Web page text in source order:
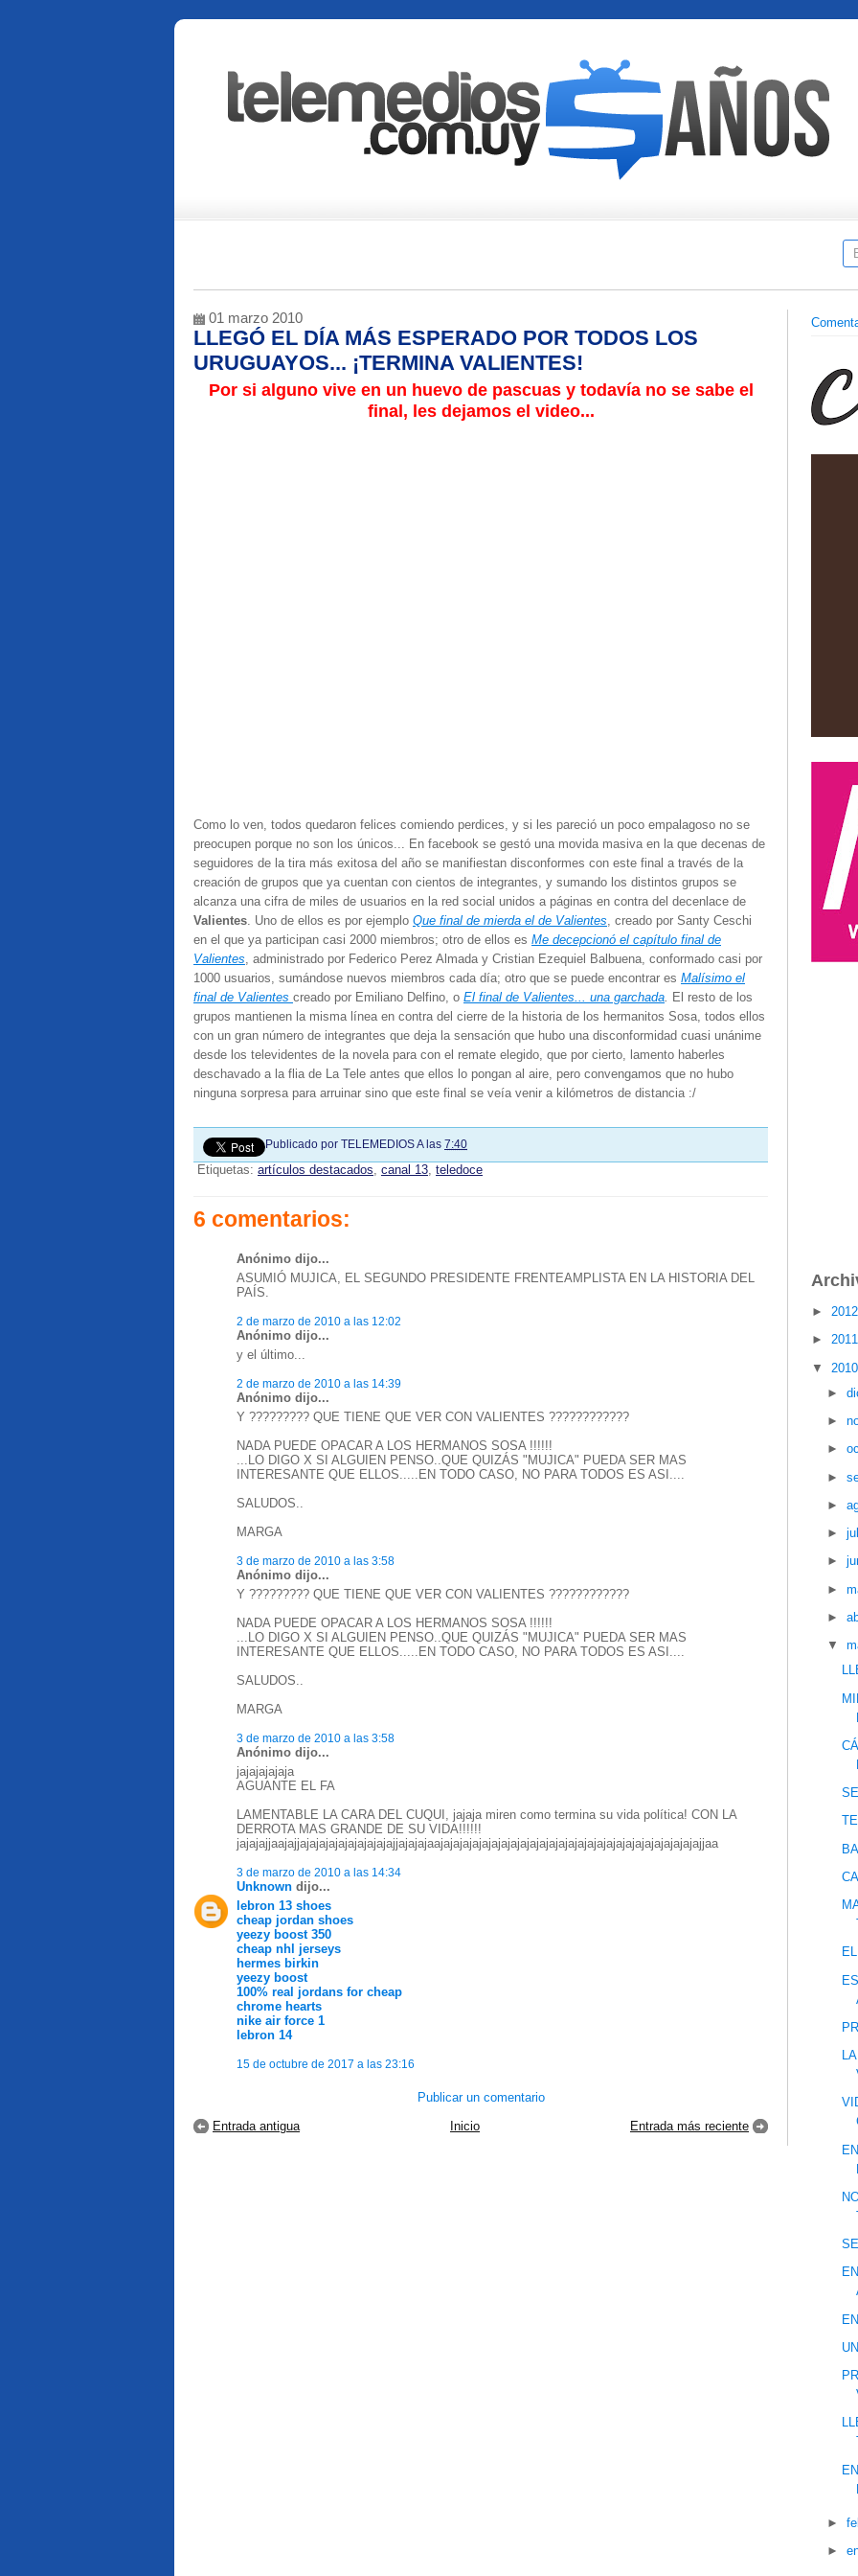
01 marzo 2010
LLEGÓ EL DÍA MÁS ESPERADO POR TODOS LOS
URUGUAYOS... ¡TERMINA VALIENTES!
Por si alguno vive en un huevo de pascuas y todavía no se sabe el
final, les dejamos el video...
Como lo ven, todos quedaron felices comiendo perdices, y si les pareció un poco empalagoso no se
preocupen porque no son los únicos... En facebook se gestó una movida masiva en la que decenas de
seguidores de la tira más exitosa del año se manifiestan disconformes con este final a través de la
creación de grupos que ya cuentan con cientos de integrantes, y sumando los distintos grupos se
alcanza una cifra de miles de usuarios en la red social unidos a páginas en contra del decenlace de
Valientes. Uno de ellos es por ejemplo Que final de mierda el de Valientes, creado por Santy Ceschi
en el que ya participan casi 2000 miembros; otro de ellos es Me decepcionó el capítulo final de
Valientes, administrado por Federico Perez Almada y Cristian Ezequiel Balbuena, conformado casi por
1000 usuarios, sumándose nuevos miembros cada día; otro que se puede encontrar es Malísimo el
final de Valientes creado por Emiliano Delfino, o El final de Valientes... una garchada. El resto de los
grupos mantienen la misma línea en contra del cierre de la historia de los hermanitos Sosa, todos ellos
con un gran número de integrantes que deja la sensación que hubo una disconformidad cuasi unánime
desde los televidentes de la novela para con el remate elegido, que por cierto, lamento haberles
deschavado a la flia de La Tele antes que ellos lo pongan al aire, pero convengamos que no hubo
ninguna sorpresa para arruinar sino que este final se veía venir a kilómetros de distancia :/
Publicado por TELEMEDIOSA las 7:40
Etiquetas: artículos destacados, canal 13, teledoce
6 comentarios:
Anónimo dijo...
ASUMIÓ MUJICA, EL SEGUNDO PRESIDENTE FRENTEAMPLISTA EN LA HISTORIA DEL
PAÍS.
2 de marzo de 2010 a las 12:02
Anónimo dijo...
y el último...
2 de marzo de 2010 a las 14:39
Anónimo dijo...
Y ????????? QUE TIENE QUE VER CON VALIENTES ????????????
NADA PUEDE OPACAR A LOS HERMANOS SOSA !!!!!!
...LO DIGO X SI ALGUIEN PENSO..QUE QUIZÁS "MUJICA" PUEDA SER MAS
INTERESANTE QUE ELLOS.....EN TODO CASO, NO PARA TODOS ES ASI....
SALUDOS..
MARGA
3 de marzo de 2010 a las 3:58
Anónimo dijo...
Y ????????? QUE TIENE QUE VER CON VALIENTES ????????????
NADA PUEDE OPACAR A LOS HERMANOS SOSA !!!!!!
...LO DIGO X SI ALGUIEN PENSO..QUE QUIZÁS "MUJICA" PUEDA SER MAS
INTERESANTE QUE ELLOS.....EN TODO CASO, NO PARA TODOS ES ASI....
SALUDOS..
MARGA
3 de marzo de 2010 a las 3:58
Anónimo dijo...
jajajajajaja
AGUANTE EL FA
LAMENTABLE LA CARA DEL CUQUI, jajaja miren como termina su vida política! CON LA
DERROTA MAS GRANDE DE SU VIDA!!!!!!
jajajajjaajajjajajajajajajajajajajjajajajaajajajajajajajajajajajajajajajajajajajajajajajajajajajajjaa
3 de marzo de 2010 a las 14:34
Unknown dijo...
lebron 13 shoes
cheap jordan shoes
yeezy boost 350
cheap nhl jerseys
hermes birkin
yeezy boost
100% real jordans for cheap
chrome hearts
nike air force 1
lebron 14
15 de octubre de 2017 a las 23:16
Publicar un comentario
Entrada más reciente
Entrada antigua Inicio
►
►
▼
►
►
►
►
►
►
►
►
►
▼
►
►